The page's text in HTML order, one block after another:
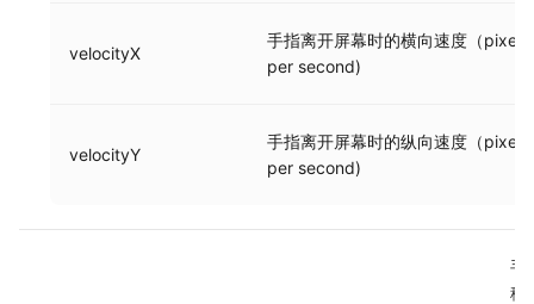
velocityX
手指离开屏幕时的横向速度（pixel
per second)
velocityY
手指离开屏幕时的纵向速度（pixel
per second)
手
移